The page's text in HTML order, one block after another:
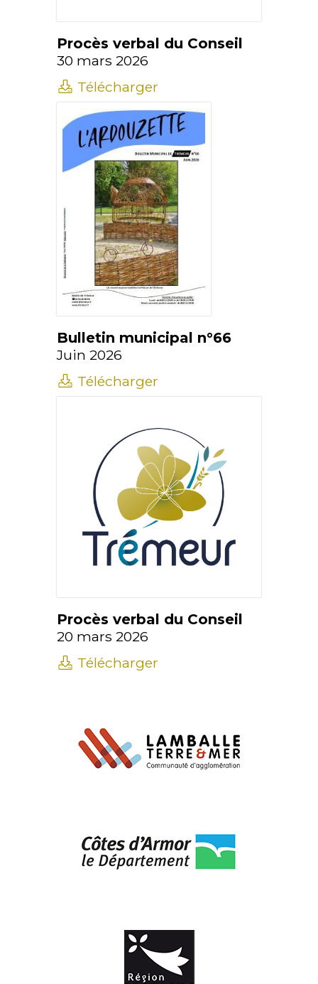
Procès verbal du Conseil
30 mars 2026
Télécharger
Bulletin municipal n°66
Juin 2026
Télécharger
Procès verbal du Conseil
20 mars 2026
Télécharger